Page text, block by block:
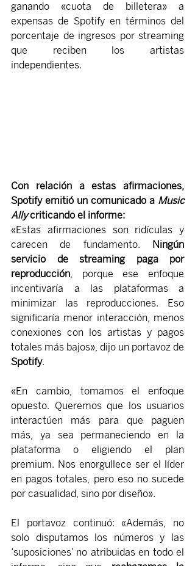
ganando «cuota de billetera» a
expensas de Spotify en términos del
porcentaje de ingresos por streaming
que reciben los artistas
independientes.
Con relación a estas afirmaciones,
Spotify emitió un comunicado a Music
Ally criticando el informe:
«Estas afirmaciones son ridículas y
carecen de fundamento. Ningún
servicio de streaming paga por
reproducción, porque ese enfoque
incentivaría a las plataformas a
minimizar las reproducciones. Eso
significaría menor interacción, menos
conexiones con los artistas y pagos
Spotify.
«En cambio, tomamos el enfoque
opuesto. Queremos que los usuarios
interactúen más para que paguen
más, ya sea permaneciendo en la
plataforma o eligiendo el plan
premium. Nos enorgullece ser el líder
en pagos totales, pero eso no sucede
por casualidad, sino por diseño».
El portavoz continuó: «Además, no
solo disputamos los números y las
‘suposiciones’ no atribuidas en todo el